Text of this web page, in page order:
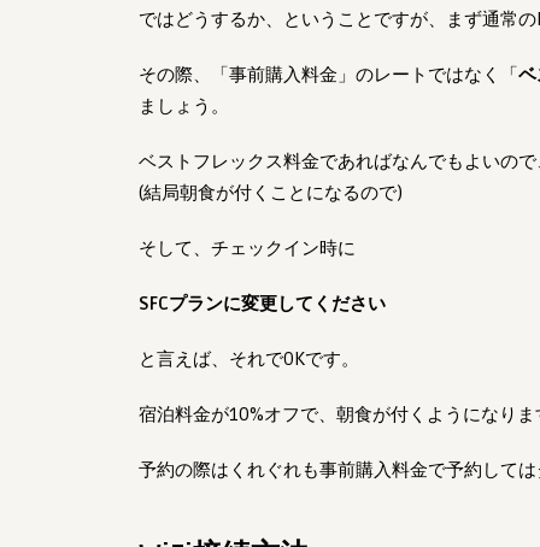
ではどうするか、ということですが、まず通常
その際、「事前購入料金」のレートではなく「ベ
ましょう。
ベストフレックス料金であればなんでもよいの
(結局朝食が付くことになるので)
そして、チェックイン時に
SFCプランに変更してください
と言えば、それでOKです。
宿泊料金が10%オフで、朝食が付くようになりま
予約の際はくれぐれも事前購入料金で予約して